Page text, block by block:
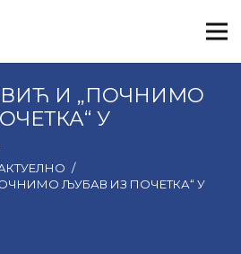
И „ПОЧНИМО
У
/
ЉУБАВ ИЗ ПОЧЕТКА“ У